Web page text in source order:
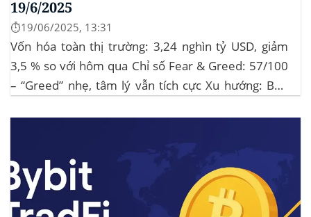
19/6/2025
⏱️19/06/2025, 13:31
Vốn hóa toàn thị trường: 3,24 nghìn tỷ USD, giảm
3,5 % so với hôm qua Chỉ số Fear & Greed: 57/100
– “Greed” nhẹ, tâm lý vẫn tích cực Xu hướng: BTC